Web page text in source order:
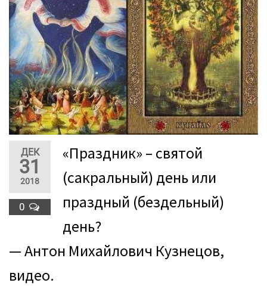
ДЕК
31
2018
0
«Праздник» – святой
(сакральный) день или
праздный (бездельный)
день?
— Антон Михайлович Кузнецов,
видео.